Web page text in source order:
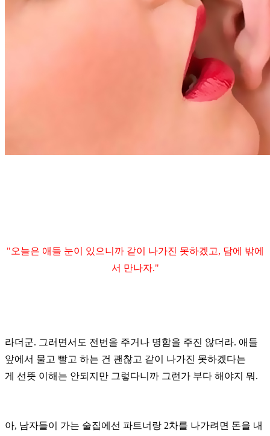
"오늘은 애들 눈이 있으니까 같이 나가진 못하겠고, 담에 밖에
서 만나자."
라더군. 그러면서도 전번을 주거나 명함을 주진 않더라. 애들
앞에서 물고 빨고 하는 건 괜찮고 같이 나가진 못하겠다는
게 선뜻 이해는 안되지만 그렇다니까 그런가 부다 해야지 뭐.
아, 남자들이 가는 술집에선 파트너랑 2차를 나가려면 돈을 내